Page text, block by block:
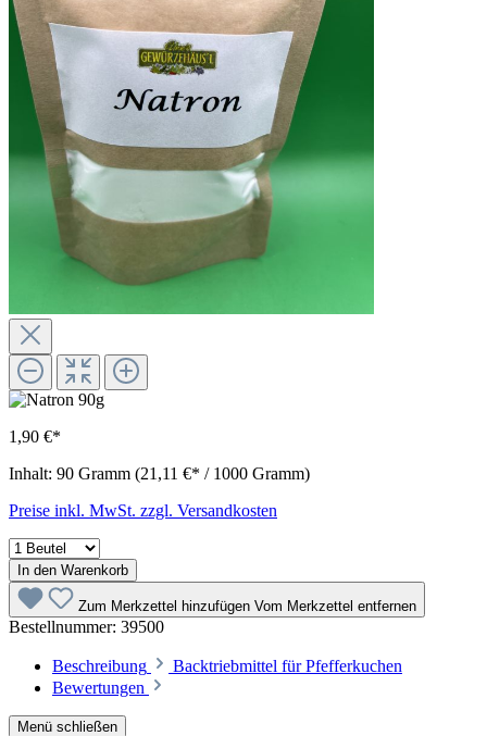
1,90 €*
Inhalt: 90 Gramm (21,11 €* / 1000 Gramm)
Preise inkl. MwSt. zzgl. Versandkosten
In den Warenkorb
Zum Merkzettel hinzufügen Vom Merkzettel entfernen
Bestellnummer: 39500
Beschreibung
Backtriebmittel für Pfefferkuchen
Bewertungen
Menü schließen